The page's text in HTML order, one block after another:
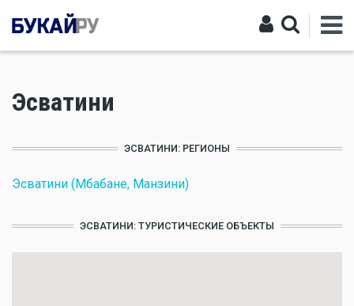
Эсватини
ЭСВАТИНИ: РЕГИОНЫ
Эсватини (Мбабане, Манзини)
ЭСВАТИНИ: ТУРИСТИЧЕСКИЕ ОБЪЕКТЫ